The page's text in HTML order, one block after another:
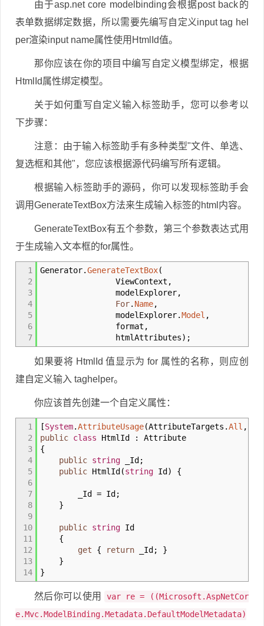
由于asp.net core modelbinding会根据post back的
表单数据绑定数据，所以需要先编写自定义input tag hel
per渲染input name属性使用HtmlId值。
那你应该在你的项目中编写自定义模型绑定，根据
HtmlId属性绑定模型。
关于如何重写自定义输入标签助手，您可以参考以
下步骤：
注意：由于输入标签助手有多种类型"文件、单选、
复选框和其他"，您应该根据源代码编写所有逻辑。
根据输入标签助手的源码，你可以发现标签助手会
调用GenerateTextBox方法来生成输入标签的html内容。
GenerateTextBox有五个参数，第三个参数表达式用
于生成输入文本框的for属性。
1
2
3
4
5
6
7
Generator.GenerateTextBox(
ViewContext,
modelExplorer,
For. Name,
modelExplorer.Model ,
format,
htmlAttributes) ;
如果要将 HtmlId 值显示为 for 属性的名称，则应创
建自定义输入 taghelper。
你应该首先创建一个自定义属性：
1
2
3
4
5
6
7
8
9
10
11
12
13
14
[System.AttributeUsage(AttributeTargets .All ,
public class HtmlId :
Attribute
{
public string _Id ;
public HtmlId (string Id ) {
_Id = Id ;
}
public string Id
{
get
{ return _Id ;
}
}
}
然后你可以使用
var re = ((Microsoft.AspNetCor
e.Mvc.ModelBinding.Metadata.DefaultModelMetadata)